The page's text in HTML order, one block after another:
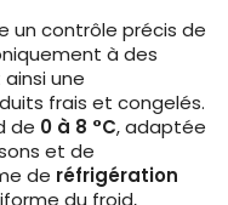
un contrôle précis de
à des
une
frais et congelés.
de 0 à 8 °C, adaptée
et de
de réfrigération
du froid,